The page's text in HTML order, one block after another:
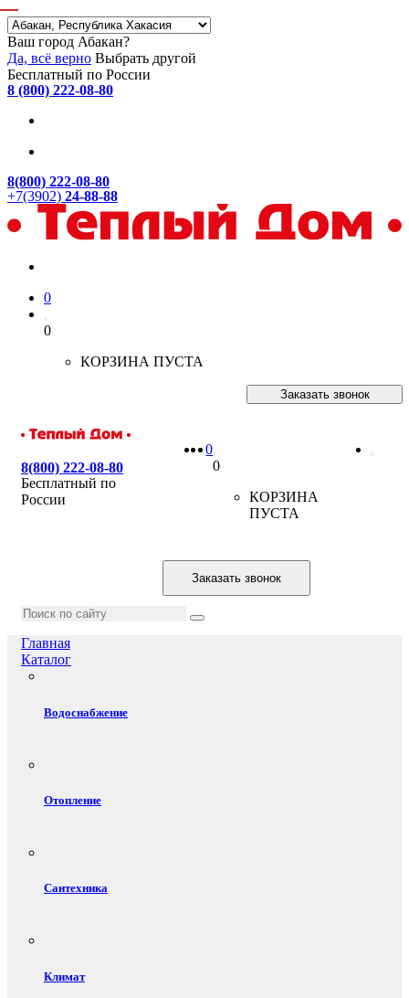
Ваш город Абакан?
Да, всё верно Выбрать другой
Бесплатный по России
8 (800) 222-08-80
8(800) 222-08-80
+7(3902) 24-88-88
0
0
КОРЗИНА ПУСТА
Заказать звонок
8(800) 222-08-80
Бесплатный по
России
0
0
КОРЗИНА
ПУСТА
Заказать звонок
Главная
Каталог
Водоснабжение
Отопление
Сантехника
Климат